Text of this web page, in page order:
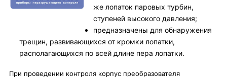
же лопаток паровых турбин,
ступеней высокого давления;
предназначены для обнаружения
трещин, развивающихся от кромки лопатки,
располагающихся по всей длине пера лопатки.
При проведении контроля корпус преобразователя